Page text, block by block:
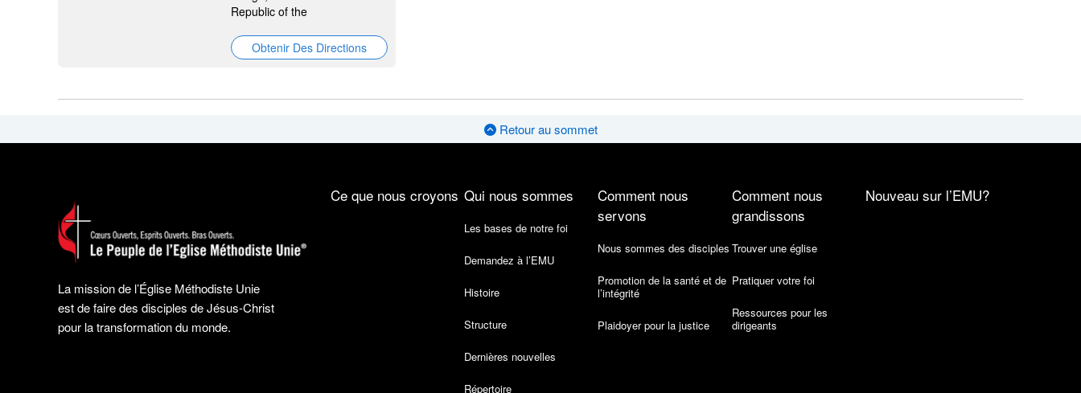
Republic of the
Obtenir Des Directions
Retour au sommet
La mission de l’Église Méthodiste Unie
est de faire des disciples de Jésus-Christ
pour la transformation du monde.
Ce que nous croyons Qui nous sommes
Les bases de notre foi
Demandez à l’EMU
Histoire
Structure
Dernières nouvelles
Répertoire
Comment nous
servons
Nous sommes des disciples
Promotion de la santé et de
l’intégrité
Plaidoyer pour la justice
Comment nous
grandissons
Trouver une église
Pratiquer votre foi
Ressources pour les
dirigeants
Nouveau sur l’EMU?